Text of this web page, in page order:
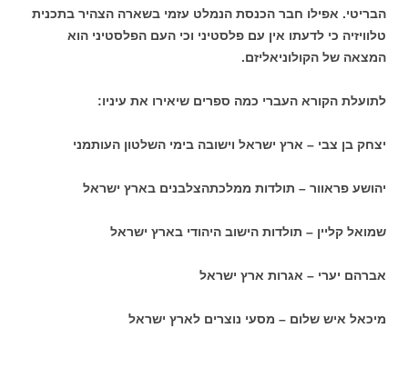
הבריטי. אפילו חבר הכנסת הנמלט עזמי בשארה הצהיר בתכנית
טלוויזיה כי לדעתו אין עם פלסטיני וכי העם הפלסטיני הוא
המצאה של הקולוניאליזם.
לתועלת הקורא העברי כמה ספרים שיאירו את עיניו:
יצחק בן צבי – ארץ ישראל וישובה בימי השלטון העותמני
יהושע פראוור – תולדות ממלכתהצלבנים בארץ ישראל
שמואל קליין – תולדות הישוב היהודי בארץ ישראל
אברהם יערי – אגרות ארץ ישראל
מיכאל איש שלום – מסעי נוצרים לארץ ישראל